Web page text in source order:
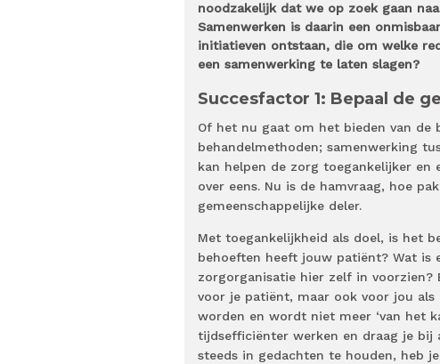
noodzakelijk dat we op zoek gaan
Samenwerken is daarin een
initiatieven ontstaan, die om welke
een samenwerking te laten slagen?
Succesfactor 1: Bepaal de
Of het nu gaat om het bieden van
behandelmethoden; samenwerking
kan helpen de zorg toegankelijker en
over eens. Nu is de hamvraag, hoe
gemeenschappelijke deler.
Met toegankelijkheid als doel, is het
behoeften heeft jouw patiënt? Wat is
zorgorganisatie hier zelf in
voor je patiënt, maar ook voor jou als
worden en wordt niet meer ‘van het
tijdsefficiënter werken en draag je
steeds in gedachten te houden, heb